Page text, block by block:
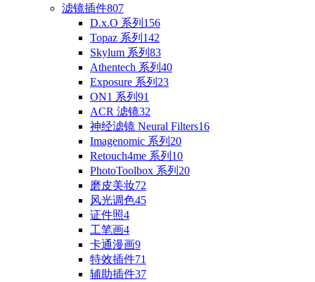
滤镜插件807
D.x.O 系列 156
Topaz 系列 142
Skylum 系列 83
Athentech 系列 40
Exposure 系列 23
ON1 系列 91
ACR 滤镜32
神经滤镜 Neural Filters16
Imagenomic 系列 20
Retouch4me 系列 10
PhotoToolbox 系列 20
磨皮美妆72
风光调色45
证件照4
工笔画4
卡通漫画9
特效插件71
辅助插件37